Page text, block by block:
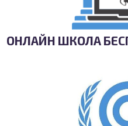
ОНЛАЙН ШКОЛА